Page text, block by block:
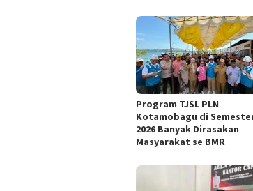
Program TJSL PLN
Kotamobagu di
2026 Banyak Dirasakan
Masyarakat se BMR